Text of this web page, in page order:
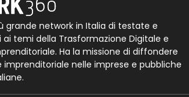
grande network in Italia di testate e
ai temi della Trasformazione Digitale e
Ha la missione di diffondere
nelle imprese e pubbliche